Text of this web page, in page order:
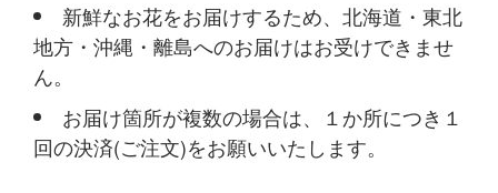
新鮮なお花をお届けするため、北海道・東北
地方・沖縄・離島へのお届けはお受けできませ
ん。
お届け箇所が複数の場合は、１か所につき１
回の決済(ご注文)をお願いいたします。